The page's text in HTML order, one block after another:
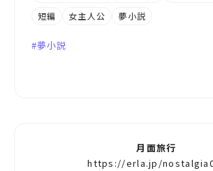
短編
女主人公 夢小説
夢小説
月面旅行
https://erla.jp/